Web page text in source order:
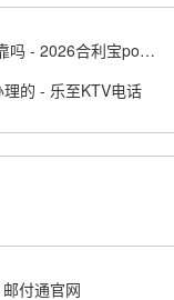
合利宝POS机4G可靠吗 - 2026合利宝pos费用
的 - 乐至KTV电话
付通官网